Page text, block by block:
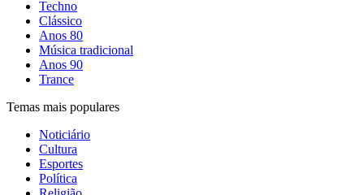
Techno
Clássico
Anos 80
Música tradicional
Anos 90
Trance
Temas mais populares
Noticiário
Cultura
Esportes
Política